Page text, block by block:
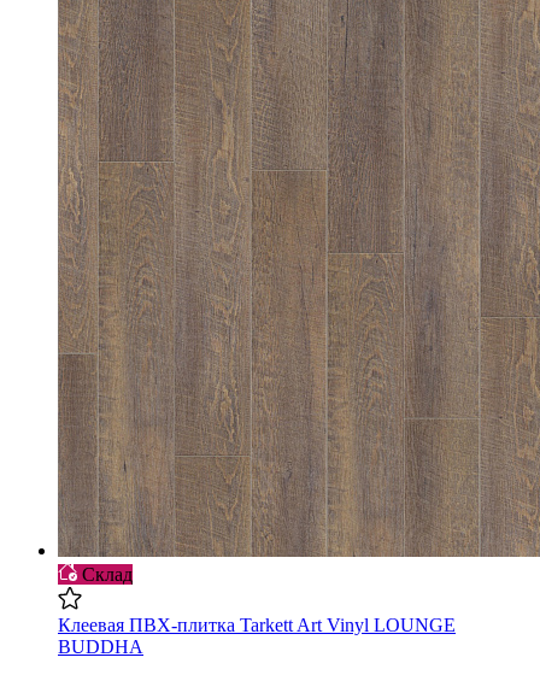
Склад
Клеевая ПВХ-плитка Tarkett Art Vinyl LOUNGE
BUDDHA